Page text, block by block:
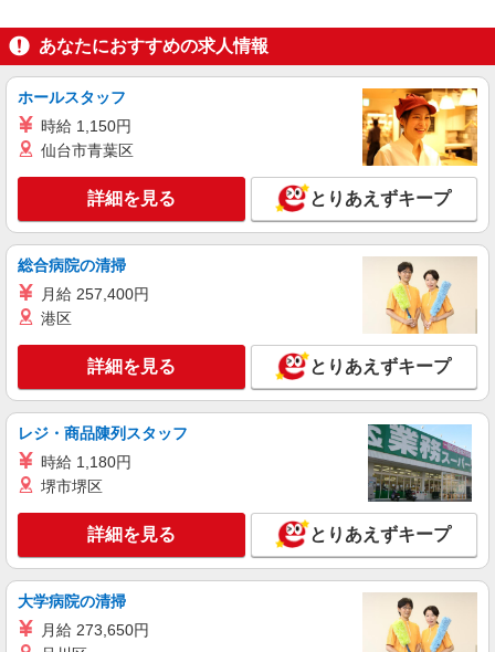
【softbank】の携帯販売スタッフ
時給1400円〜 ※残業代支給 ★交通費別途支給
+゜ 入社祝い金10万円支給(規定有) お友達を紹介
頂くと, インセンティブ支給(規定有) ★月2回払
い・週払い可能（規程有）★ ゜・。○。・゜
+゜・。○。・゜+゜
詳細を見る
紹介予定派遣
株式会社シエロ
時給1400円〜 ※残業代支給 ★交通費別途支給
+゜ 入社祝い金10万円支給(規定有) お友達を紹介
頂くと, インセンティブ支給(規定有) ★月2回払
い・週払い可能（規程有）★ ゜・。○。・゜
+゜・。○。・゜+゜
宮崎県宮崎市のapple専門店
キープ 詳細を見る
派遣社員
株式会社シエロ
スマホ携帯販売【ソフトバンク】
時給1400円〜1450円（経験・能力による） ※
残業代支給 ★交通費別途支給（規定あり） ゜
+゜・。○。・゜+゜・。○。・゜+゜ 入社祝い金10
万円支給(規定有) お友達を紹介頂くと, インセンテ
有）★ ゜・。○。・゜+゜・。○。・゜+゜
宮崎県宮崎市の商業施設
詳細を見る
あなたにおすすめの求人情報
ホールスタッフ
時給 1,150円
仙台市青葉区
詳細を見る とりあえずキープ
総合病院の清掃
月給 257,400円
港区
詳細を見る とりあえずキープ
レジ・商品陳列スタッフ
時給 1,180円
堺市堺区
詳細を見る とりあえずキープ
大学病院の清掃
月給 273,650円